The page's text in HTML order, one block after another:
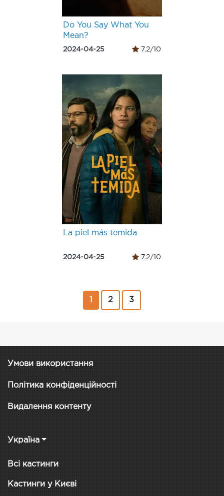
Do You Say What You
Mean?
2024-04-25 7.2/10
La piel más temida
2024-04-25 7.2/10
2 3
Умови використання
Політика конфіденційності
Видалення контенту
Україна
Всі кастинги
Кастинги у Києві